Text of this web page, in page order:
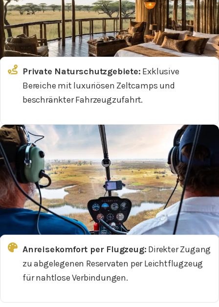
Private Naturschutzgebiete: Exklusive
Bereiche mit luxuriösen Zeltcamps und
beschränkter Fahrzeugzufahrt.
Anreisekomfort per Flugzeug: Direkter Zugang
zu abgelegenen Reservaten per Leichtflugzeug
für nahtlose Verbindungen.